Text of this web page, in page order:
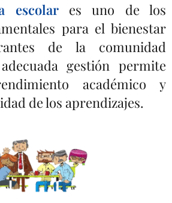
escolares uno de los
para el bienestar
de la comunidad
gestión permite
académico y
de los aprendizajes.